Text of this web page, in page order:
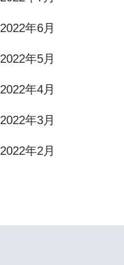
2022年6月
2022年5月
2022年4月
2022年3月
2022年2月